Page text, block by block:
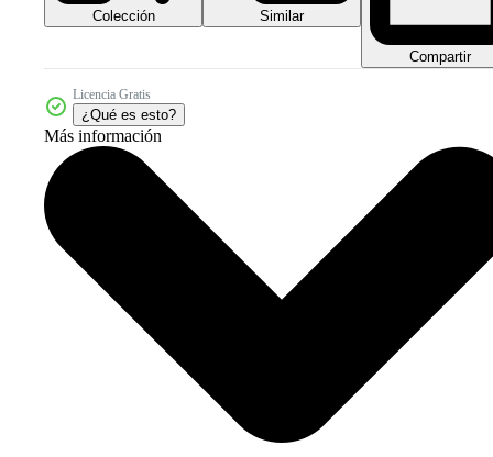
Colección Similar
Compartir
Licencia Gratis
¿Qué es esto?
Más información